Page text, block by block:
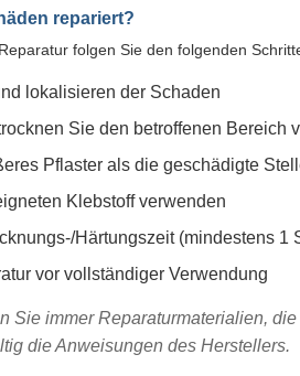
repariert?
folgen Sie den folgenden
lokalisieren der Schaden
Sie den betroffenen Bereich
Pflaster als die geschädigte
Klebstoff verwenden
Härtungszeit (mindestens 1
vor vollständiger Verwendung
Sie immer Reparaturmaterialien,
die Anweisungen des Herstellers.